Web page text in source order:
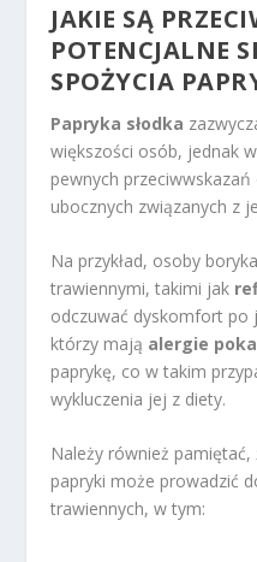
JAKIE SĄ
POTENCJALNE
SPOŻYCIA
Papryka słodka
większości osób, jednak
pewnych
ubocznych związanych z
Na przykład, osoby
trawiennymi, takimi jak
odczuwać dyskomfort po
którzy mają alergie
paprykę, co w takim
wykluczenia jej z diety.
Należy również
papryki może prowadzić
trawiennych, w tym: